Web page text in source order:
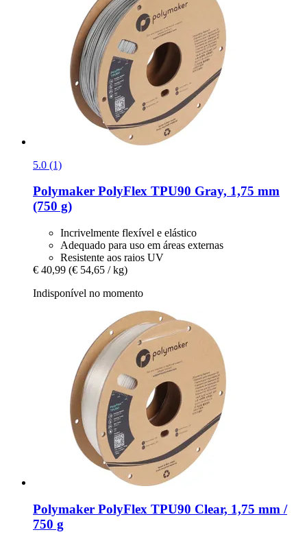
5.0 (1)
Polymaker PolyFlex TPU90 Gray, 1,75 mm
(750 g)
Incrivelmente flexível e elástico
Adequado para uso em áreas externas
Resistente aos raios UV
€ 40,99 (€ 54,65 / kg)
Indisponível no momento
Polymaker PolyFlex TPU90 Clear, 1,75 mm /
750 g